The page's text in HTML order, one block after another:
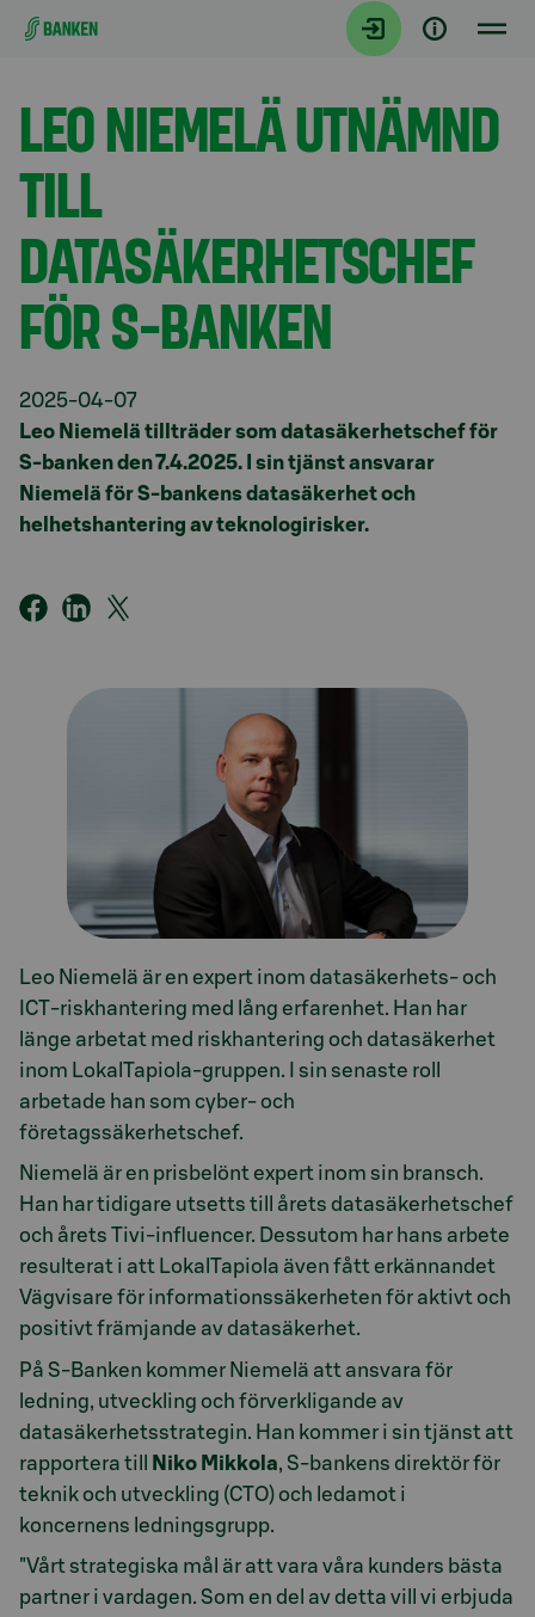
Gå direkt till innehållet
Aktuellt
LEO NIEMELÄ UTNÄMND
TILL
DATASÄKERHETSCHEF
FÖR S-BANKEN
2025-04-07
Leo Niemelä tillträder som datasäkerhetschef för
S-banken den 7.4.2025. I sin tjänst ansvarar
Niemelä för S-bankens datasäkerhet och
helhetshantering av teknologirisker.
Leo Niemelä är en expert inom datasäkerhets- och
ICT-riskhantering med lång erfarenhet. Han har
länge arbetat med riskhantering och datasäkerhet
inom LokalTapiola-gruppen. I sin senaste roll
arbetade han som cyber- och
företagssäkerhetschef.
Niemelä är en prisbelönt expert inom sin bransch.
Han har tidigare utsetts till årets datasäkerhetschef
och årets Tivi-influencer. Dessutom har hans arbete
resulterat i att LokalTapiola även fått erkännandet
Vägvisare för informationssäkerheten för aktivt och
positivt främjande av datasäkerhet.
På S-Banken kommer Niemelä att ansvara för
ledning, utveckling och förverkligande av
datasäkerhetsstrategin. Han kommer i sin tjänst att
rapportera till
Niko Mikkola, S-bankens direktör för
teknik och utveckling (CTO) och ledamot i
koncernens ledningsgrupp.
"Vårt strategiska mål är att vara våra kunders bästa
partner i vardagen. Som en del av detta vill vi erbjuda